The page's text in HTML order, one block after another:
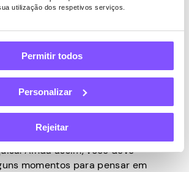
utilização dos respetivos serviços.
Permitir todos
Personalizar
Rejeitar
impossível. No entanto,
por fazer isso porque querem
começaram rapidamente.
em nós, isso pode não ser tão
a longo prazo.
tocar a base com suas
um bem ou serviço leva
estamos sugerindo que você
a sua vida a preencher essa
Ainda assim, você deve
momentos para pensar em